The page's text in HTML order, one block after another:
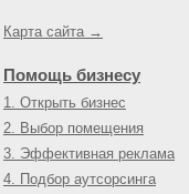
Карта сайта →
Помощь бизнесу
1. Открыть бизнес
2. Выбор помещения
3. Эффективная реклама
4. Подбор аутсорсинга